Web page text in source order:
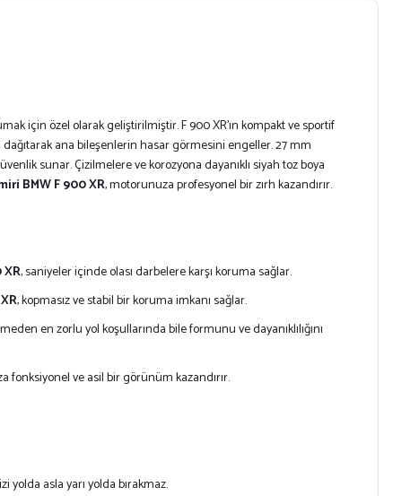
için özel olarak geliştirilmiştir. F 900 XR’ın kompakt ve sportif
ana bileşenlerin hasar görmesini engeller. 27 mm
sunar. Çizilmelere ve korozyona dayanıklı siyah toz boya
BMW F 900 XR, motorunuza profesyonel bir zırh kazandırır.
, saniyeler içinde olası darbelere karşı koruma sağlar.
, kopmasız ve stabil bir koruma imkanı sağlar.
en zorlu yol koşullarında bile formunu ve dayanıklılığını
fonksiyonel ve asil bir görünüm kazandırır.
yolda asla yarı yolda bırakmaz.